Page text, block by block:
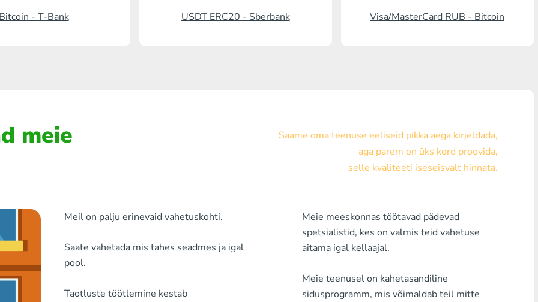
Visa/MasterCard USD
Visa/MasterCard EUR
Mistahes Pank MDL
Mistahes Pank AMD
Mistahes Pank KGS
Mistahes Pank UZS
Bitcoin - T-Bank USDT ERC20 - Sberbank Visa/MasterCard RUB - Bitcoin
meie
Saame oma teenuse eeliseid pikka aega kirjeldada,
aga parem on üks kord proovida,
selle kvaliteeti iseseisvalt hinnata.
Meil ​​on palju erinevaid vahetuskohti.
Saate vahetada mis tahes seadmes ja igal
pool.
Taotluste töötlemine kestab
Meie meeskonnas töötavad pädevad
spetsialistid, kes on valmis teid vahetuse
aitama igal kellaajal.
Meie teenusel on kahetasandiline
sidusprogramm, mis võimaldab teil mitte